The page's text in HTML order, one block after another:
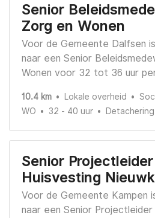
Senior
Zorg en Wonen
Voor de Gemeente Dalfsen
naar een Senior
Wonen voor 32 tot 36 uur
10.4 km Lokale overheid
WO
32 - 40 uur Detachering
Senior
Huisvesting
Voor de Gemeente Kampen
naar een Senior Projectleider